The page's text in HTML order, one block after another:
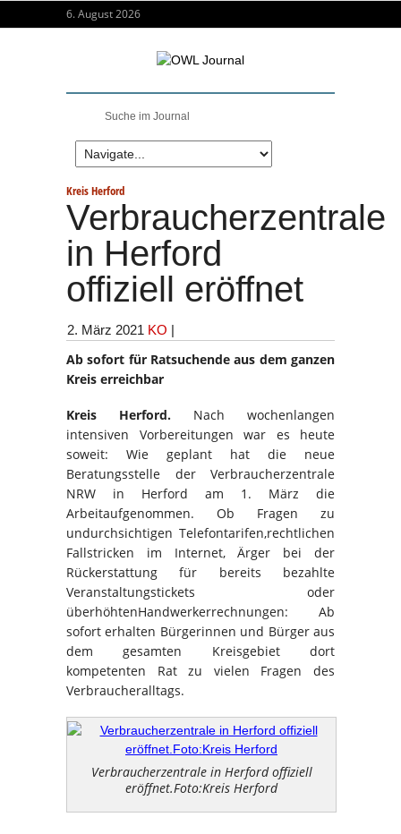
6. August 2026
Kreis Herford
Verbraucherzentrale
in Herford
offiziell eröffnet
2. März 2021 KO |
Ab sofort für Ratsuchende aus dem ganzen
Kreis erreichbar
Kreis Herford. Nach wochenlangen
intensiven Vorbereitungen war es heute
soweit: Wie geplant hat die neue
Beratungsstelle der Verbraucherzentrale
NRW in Herford am 1. März die
Arbeitaufgenommen. Ob Fragen zu
undurchsichtigen Telefontarifen,rechtlichen
Fallstricken im Internet, Ärger bei der
Rückerstattung für bereits bezahlte
Veranstaltungstickets oder
überhöhtenHandwerkerrechnungen: Ab
sofort erhalten Bürgerinnen und Bürger aus
dem gesamten Kreisgebiet dort
kompetenten Rat zu vielen Fragen des
Verbraucheralltags.
Verbraucherzentrale in Herford offiziell
eröffnet.Foto:Kreis Herford